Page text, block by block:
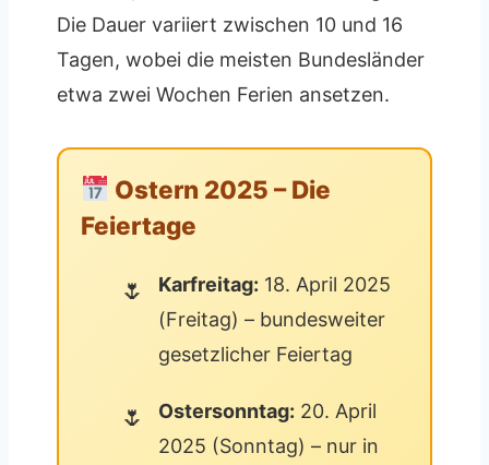
Die Dauer variiert zwischen 10 und 16
Tagen, wobei die meisten Bundesländer
etwa zwei Wochen Ferien ansetzen.
Ostern 2025 – Die
Feiertage
Karfreitag: 18. April 2025
(Freitag) – bundesweiter
gesetzlicher Feiertag
Ostersonntag: 20. April
2025 (Sonntag) – nur in